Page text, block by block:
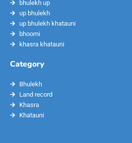
bhulekh up
up bhulekh
up bhulekh khatauni
bhoomi
khasra khatauni
Category
Bhulekh
Land record
Khasra
Khatauni